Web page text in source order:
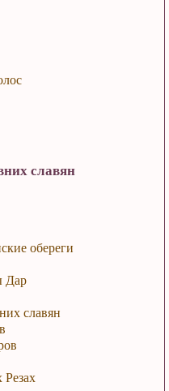
славян
обереги
Дар
славян
Резах